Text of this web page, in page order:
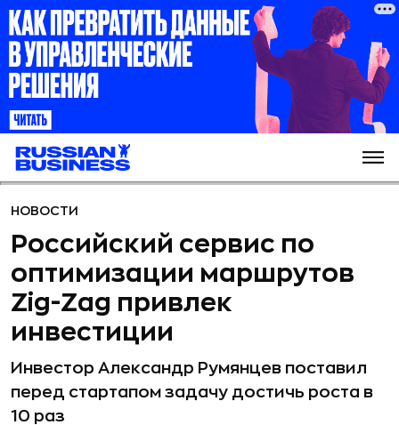
НОВОСТИ
Российский сервис по
оптимизации маршрутов
Zig-Zag привлек
инвестиции
Инвестор Александр Румянцев поставил
перед стартапом задачу достичь роста в
10 раз